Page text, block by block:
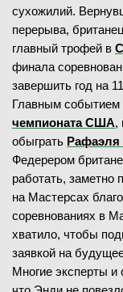
сухожилий.
перерыва,
главный трофей в
финала
завершить год на
Главным событием
чемпионата США,
обыграть Рафаэля
Федерером
работать, заметно
на Мастерсах
соревнованиях в
хватило, чтобы
заявкой на
Многие эксперты и